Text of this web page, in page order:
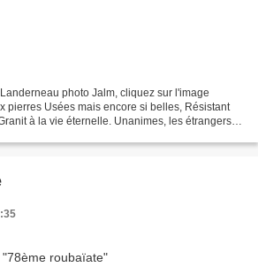
photo Jalm, cliquez sur l'image
pierres Usées mais encore si belles, Résistant
à la vie éternelle. Unanimes, les étrangers